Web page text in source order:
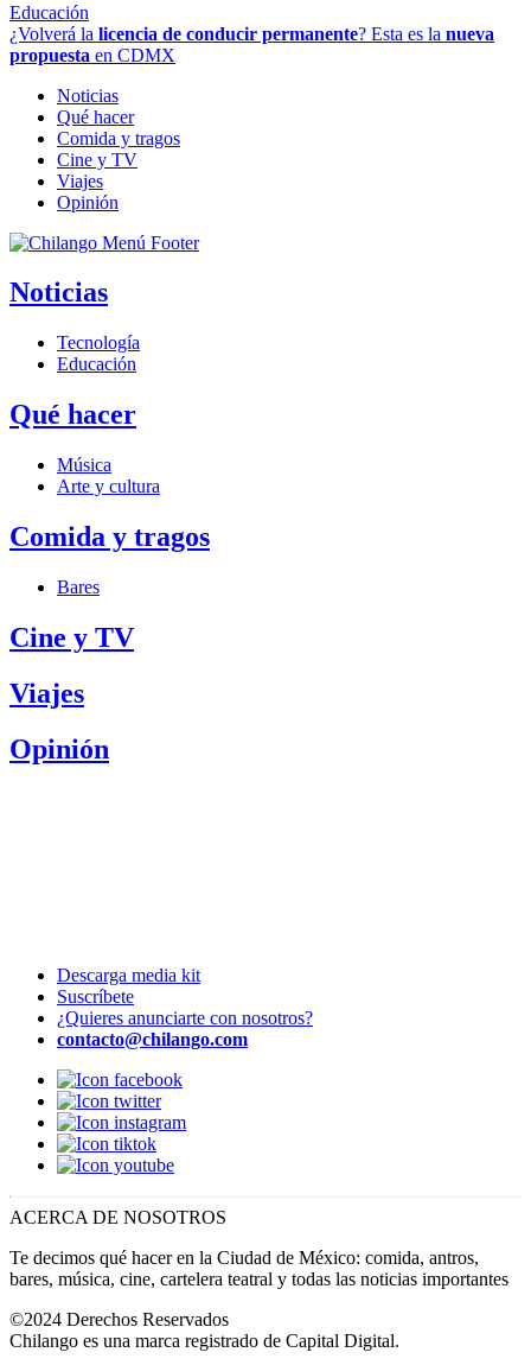
Educación
¿Volverá la licencia de conducir permanente? Esta es la nueva
propuesta en CDMX
Noticias
Qué hacer
Comida y tragos
Cine y TV
Viajes
Opinión
Noticias
Tecnología
Educación
Qué hacer
Música
Arte y cultura
Comida y tragos
Bares
Cine y TV
Viajes
Opinión
Descarga media kit
Suscríbete
¿Quieres anunciarte con nosotros?
contacto@chilango.com
ACERCA DE NOSOTROS
Te decimos qué hacer en la Ciudad de México: comida, antros,
bares, música, cine, cartelera teatral y todas las noticias importantes
©2024 Derechos Reservados
Chilango es una marca registrado de Capital Digital.